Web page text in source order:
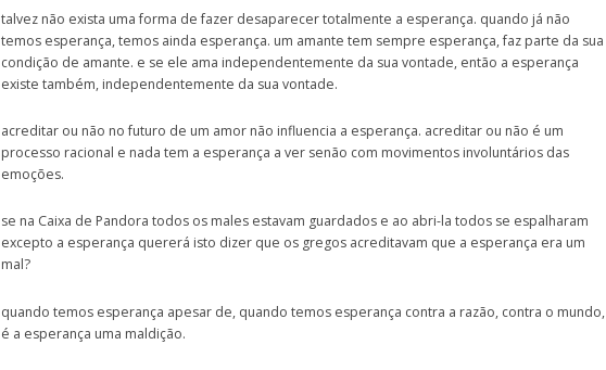
talvez não exista uma forma de fazer desaparecer totalmente a esperança. quando já não
temos esperança, temos ainda esperança. um amante tem sempre esperança, faz parte da sua
condição de amante. e se ele ama independentemente da sua vontade, então a esperança
existe também, independentemente da sua vontade.
acreditar ou não no futuro de um amor não influencia a esperança. acreditar ou não é um
processo racional e nada tem a esperança a ver senão com movimentos involuntários das
emoções.
se na Caixa de Pandora todos os males estavam guardados e ao abri-la todos se espalharam
excepto a esperança quererá isto dizer que os gregos acreditavam que a esperança era um
mal?
quando temos esperança apesar de, quando temos esperança contra a razão, contra o mundo,
é a esperança uma maldição.